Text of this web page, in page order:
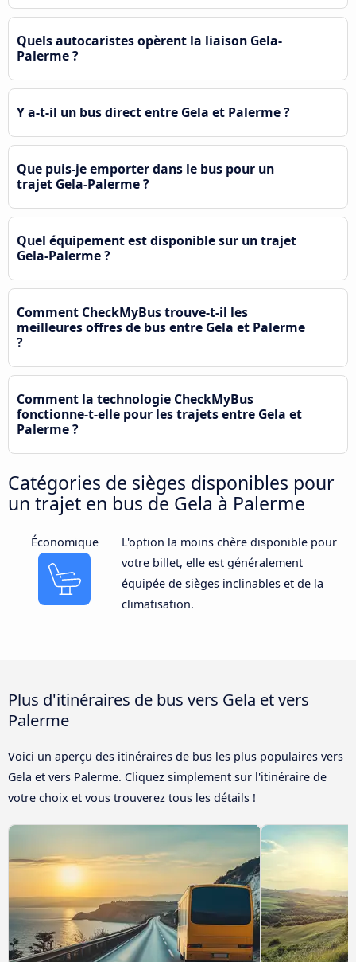
Quels autocaristes opèrent la liaison Gela-
Palerme ?
Y a-t-il un bus direct entre Gela et Palerme ?
Que puis-je emporter dans le bus pour un
trajet Gela-Palerme ?
Quel équipement est disponible sur un trajet
Gela-Palerme ?
Comment CheckMyBus trouve-t-il les
meilleures offres de bus entre Gela et Palerme
?
Comment la technologie CheckMyBus
fonctionne-t-elle pour les trajets entre Gela et
Palerme ?
Catégories de sièges disponibles pour
un trajet en bus de Gela à Palerme
Économique
L'option la moins chère disponible pour
votre billet, elle est généralement
équipée de sièges inclinables et de la
climatisation.
Plus d'itinéraires de bus vers Gela et vers
Palerme
Voici un aperçu des itinéraires de bus les plus populaires vers
Gela et vers Palerme. Cliquez simplement sur l'itinéraire de
votre choix et vous trouverez tous les détails !